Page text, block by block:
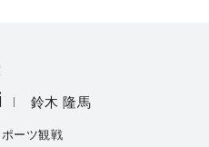
鈴木 隆馬
ポーツ観戦